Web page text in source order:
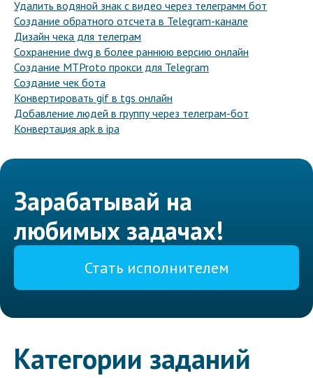
Удалить водяной знак с видео через телеграмм бот
Создание обратного отсчета в Telegram-канале
Дизайн чека для телеграм
Сохранение dwg в более раннюю версию онлайн
Создание MTProto прокси для Telegram
Создание чек бота
Конвертировать gif в tgs онлайн
Добавление людей в группу через телеграм-бот
Конвертация apk в ipa
Зарабатывай на
любимых задачах!
Стать исполнителем
Категории заданий